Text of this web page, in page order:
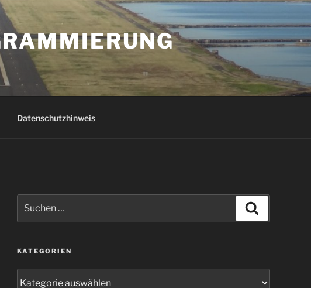
Datenschutzhinweis
nach:
KATEGORIEN